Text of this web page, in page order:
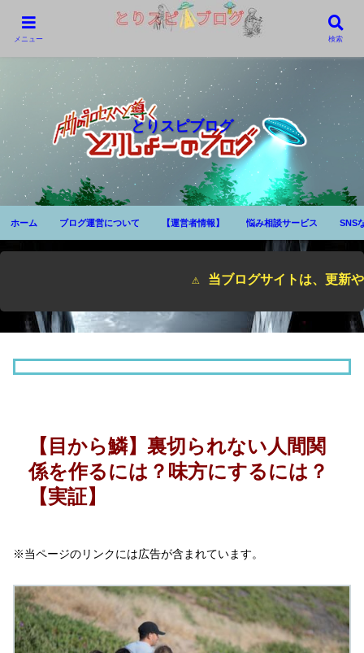
とりスピブログ
ホーム ブログ運営について 【運営者情報】 悩み相談サービス SNS
⚠ 当ブログサイトは、更新や自動改ざん、一括
【目から鱗】裏切られない人間関
係を作るには？味方にするには？
【実証】
※当ページのリンクには広告が含まれています。
メニュー 検索